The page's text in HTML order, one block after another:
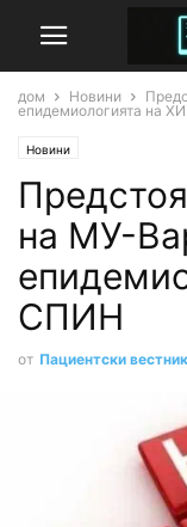
дом Новини
епидемиологията на
Новини
на МУ-
СПИН
от Пациентски вестник